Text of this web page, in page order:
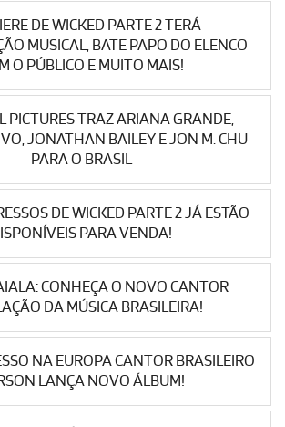
DE WICKED PARTE 2 TERÁ
MUSICAL, BATE PAPO DO ELENCO
O PÚBLICO E MUITO MAIS!
PICTURES TRAZ ARIANA GRANDE,
JONATHAN BAILEY E JON M. CHU
PARA O BRASIL
DE WICKED PARTE 2 JÁ ESTÃO
PARA VENDA!
CONHEÇA O NOVO CANTOR
DA MÚSICA BRASILEIRA!
NA EUROPA CANTOR BRASILEIRO
LANÇA NOVO ÁLBUM!